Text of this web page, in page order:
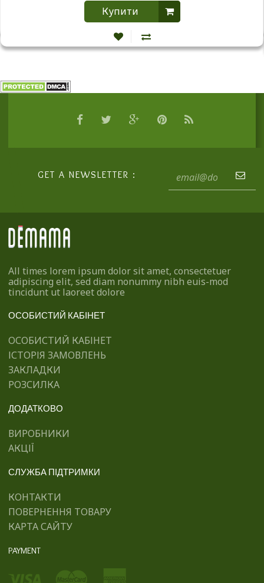
Купити
GET A NEWSLETTER :
All times lorem ipsum dolor sit amet, consectetuer
adipiscing elit, sed diam nonummy nibh euis-mod
tincidunt ut laoreet dolore
ОСОБИСТИЙ КАБІНЕТ
ОСОБИСТИЙ КАБІНЕТ
ІСТОРІЯ ЗАМОВЛЕНЬ
ЗАКЛАДКИ
РОЗСИЛКА
ДОДАТКОВО
ВИРОБНИКИ
АКЦІЇ
СЛУЖБА ПІДТРИМКИ
КОНТАКТИ
ПОВЕРНЕННЯ ТОВАРУ
КАРТА САЙТУ
PAYMENT